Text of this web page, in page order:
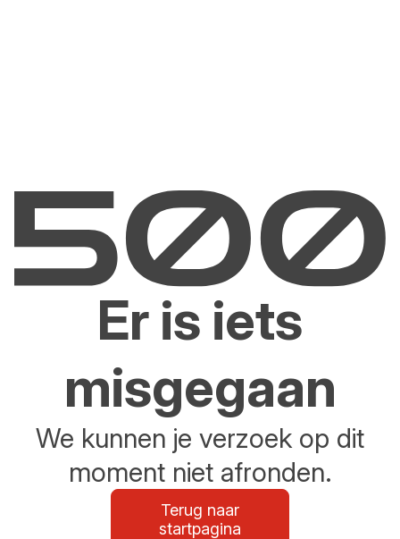
Er is iets
misgegaan
We kunnen je verzoek op dit
moment niet afronden.
Terug naar
startpagina